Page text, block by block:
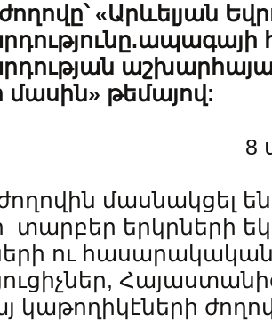
«Արևելյան
թեմայով:
8
մասնակցել են
տարբեր երկրների
ու հասարակական
կաթողիկէների